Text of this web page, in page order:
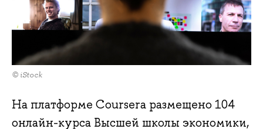
© iStock
На платформе Coursera размещено 104
онлайн-курса Высшей школы экономики,